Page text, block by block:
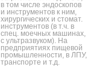
в том числе эндоскопов
и инструментов к ним,
хирургических и стомат.
инструментов (в т.ч. в
спец. моечных машинах,
с ультразвуком). На
предприятиях пищевой
промышленности, в ЛПУ,
транспорте и т.д.